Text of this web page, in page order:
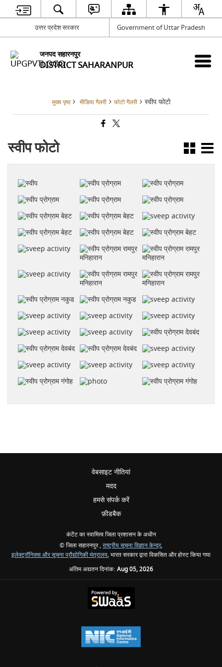
उत्तर प्रदेश सरकार Government of Uttar Pradesh
जनपद सहारनपुर
DISTRICT SAHARANPUR
मुख्य पृष्ठ मीडिया गैलरी फोटो गैलरी स्वीप फोटो
स्वीप फोटो
वेबसाइट नीतियां
मदद
हमसे संपर्क करें
फ़ीडबैक
कंटेंट का स्वामित्व जिला प्रशासन के अधीन
© जिला सहारनपुर , राष्ट्रीय सूचना विज्ञान केन्द्र,
इलेक्ट्रॉनिक्स और सूचना प्रौद्योगिकी मंत्रालय, भारत सरकार द्वारा विकसित और होस्ट किया गया
अंतिम अद्यतन दिनांक: Aug 05, 2026